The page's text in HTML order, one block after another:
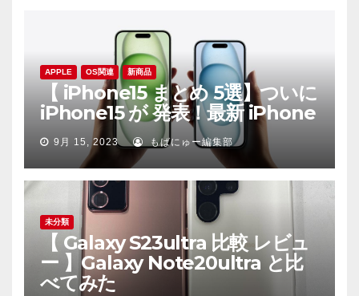
APPLE OS関連 新商品
【 iPhone15 まとめ 5選】ついに
iPhone15 が 発表！最新 iPhone
9月 15, 2023 もばにゅー編集部
未分類
【 Galaxy S23ultra 比較 レビュ
ー 】Galaxy Note20ultra と比
べてみた